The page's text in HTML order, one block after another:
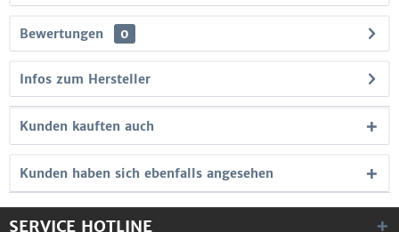
Bewertungen 0
Infos zum Hersteller
Kunden kauften auch
Kunden haben sich ebenfalls angesehen
SERVICE HOTLINE